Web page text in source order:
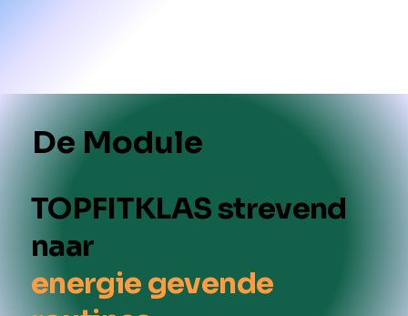
De Module
TOPFITKLAS strevend
naar
energie gevende